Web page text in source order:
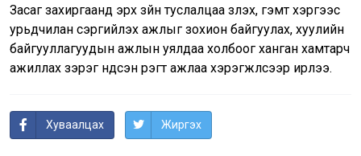
Засаг захиргаанд эрх зүйн туслалцаа үзүүлэх, гэмт хэргээс
урьдчилан сэргийлэх ажлыг зохион байгуулах, хуулийн
байгууллагуудын ажлын уялдаа холбоог ханган хамтарч
ажиллах зэрэг үндсэн үүрэгт ажлаа хэрэгжүүлсээр ирлээ.
Хуваалцах Жиргэх